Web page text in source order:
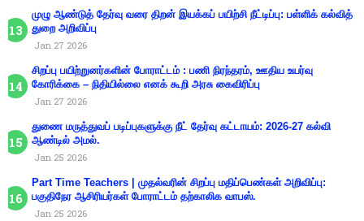
முழு ஆண்டுத் தேர்வு வரை திறன் இயக்கப் பயிற்சி நீட்டிப்பு: பள்ளிக் கல்வித்
துறை அறிவிப்பு
Jan 27 2026
சிறப்பு பயிற்றுனர்களின் போராட்டம் : பணி நிரந்தரம், ஊதிய உயர்வு
கோரிக்கை – நிதியில்லை எனக் கூறி அரசு கைவிரிப்பு
Jan 27 2026
துணை மருத்துவப் படிப்புகளுக்கு நீட் தேர்வு கட்டாயம்: 2026-27 கல்வி
ஆண்டில் அமல்.
Jan 25 2026
Part Time Teachers | முதல்வரின் சிறப்பு மதிப்பெண்கள் அறிவிப்பு:
பகுதிநேர ஆசிரியர்கள் போராட்டம் தற்காலிக வாபஸ்.
Jan 25 2026